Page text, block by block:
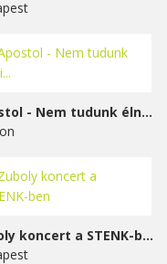
Apostol - Nem tudunk élni...
Zuboly koncert a STENK-ben